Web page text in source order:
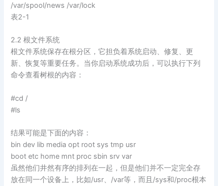
/var/spool/news /var/lock
表2-1
2.2 根文件系统
根文件系统保存在根分区，它担负着系统启动、修复、更
新、恢复等重要任务。当你启动系统成功后，可以执行下列
命令查看树根的内容：
#cd /
#ls
结果可能是下面的内容：
bin dev lib media opt root sys tmp usr
boot etc home mnt proc sbin srv var
虽然他们井然有序的排列在一起，但是他们并不一定完全存
放在同一个设备上，比如/usr、/var等，而且/sys和/proc根本